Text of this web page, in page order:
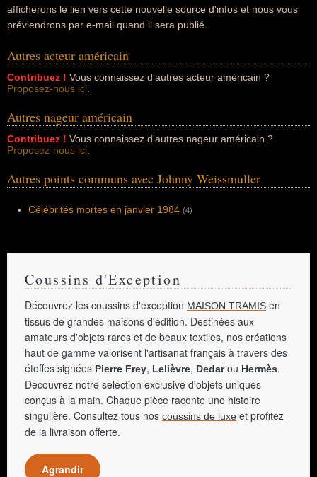
afficherons le lien vers cette nouvelle source d'infos et nous vous
préviendrons par e-mail quand il sera publié.
Autres acteur américain
Contribuez ! Vous connaissez d'autres acteur américain ?
Proposez-nous ici
Autres nageur américain
Contribuez ! Vous connaissez d'autres nageur américain ?
Proposez-nous ici
Autres points communs avec Johnny Weissmuller
Célébrités mortes en janvier 1984 (4)
Coussins d'Exception
Découvrez les coussins d'exception MAISON TRAMIS en
tissus de grandes maisons d'édition. Destinées aux
amateurs d'objets rares et de beaux textiles, nos créations
haut de gamme valorisent l'artisanat français à travers des
étoffes signées Pierre Frey, Lelièvre, Dedarou Hermès.
Découvrez notre sélection exclusive d'objets uniques
conçus à la main. Chaque pièce raconte une histoire
singulière. Consultez tous nos coussins de luxe et profitez
de la livraison offerte.
Agrandir